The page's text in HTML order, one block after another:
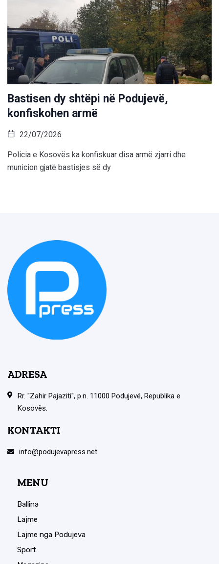
Bastisen dy shtëpi në Podujevë,
konfiskohen armë
22/07/2026
Policia e Kosovës ka konfiskuar disa armë zjarri dhe
municion gjatë bastisjes së dy
ADRESA
Rr. "Zahir Pajaziti", p.n. 11000 Podujevë, Republika e
Kosovës.
KONTAKTI
info@podujevapress.net
MENU
Ballina
Lajme
Lajme nga Podujeva
Sport